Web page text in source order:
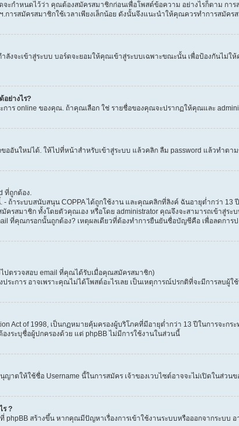
จะกำหนดไว้ว่า คุณต้องสมัครสมาชิกก่อนเพื่อโพสต์ข้อความ อย่างไรก็ตาม
.การสมัครสมาชิกใช้เวลาเพียงเล็กน้อย ดังนั้นจึงแนะนำให้คุณควรทำการสมัคร
งจะเข้าสู่ระบบ บอร์ดจะยอมให้คุณเข้าสู่ระบบเฉพาะขณะนั้น เพื่อป้องกันไ
อย่างไร?
ร online ของคุณ. ถ้าคุณเลือก ใช่ รายชื่อของคุณจะปรากฏให้คุณและ
ออันใหม่ได้. ให้ไปที่หน้าสำหรับเข้าสู่ระบบ แล้วคลิก ลืม password แล้วทำตา
ที่ถูกต้อง.
- ถ้าระบบสนับสนุน COPPA ได้ถูกใช้งาน และคุณคลิกที่ลิงค์ ฉันอายุต่ำกว่
รสมาชิก ทั้งโดยตัวคุณเอง หรือโดย administrator คุณจึงจะสามารถเข้า
ที่คุณกรอกนั้นถูกต้อง? เหตุผลเดียวที่ต้องทำการยืนยันชื่อบัญชีคือ เพื่อลดกา
ปตรวจสอบ email ที่คุณได้รับเมื่อคุณสมัครสมาชิก)
ะการ อาจเพราะคุณไม่ได้โพสต์อะไรเลย เป็นเหตุการณ์ปรกติที่จะมีการลบผู้
Act of 1998, เป็นกฏหมายคุ้มครองผู้บริโภคที่มีอายุต่ำกว่า 13 ปีในการจะ
งระบุชื่อผู้ปกครองด้วย แต่ phpBB ไม่มีการใช้งานในส่วนนี้
าตให้ใช้ชื่อ Username นี้ในการสมัคร เจ้าของเวบไซต์อาจจะไม่เปิดในส่
ร ?
สร้างขึ้น หากคุณมีปัญหาเรื่องการเข้าใช้งานระบบหรือออกจากระบบ